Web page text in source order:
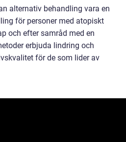
alternativ behandling vara en
för personer med atopiskt
och efter samråd med en
erbjuda lindring och
för de som lider av